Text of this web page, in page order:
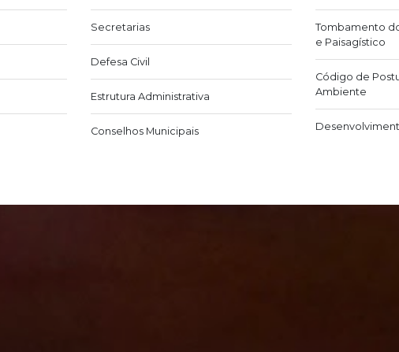
Secretarias
Defesa Civil
Estrutura Administrativa
Conselhos Municipais
Tombamento
e Paisagístico
Código de
Ambiente